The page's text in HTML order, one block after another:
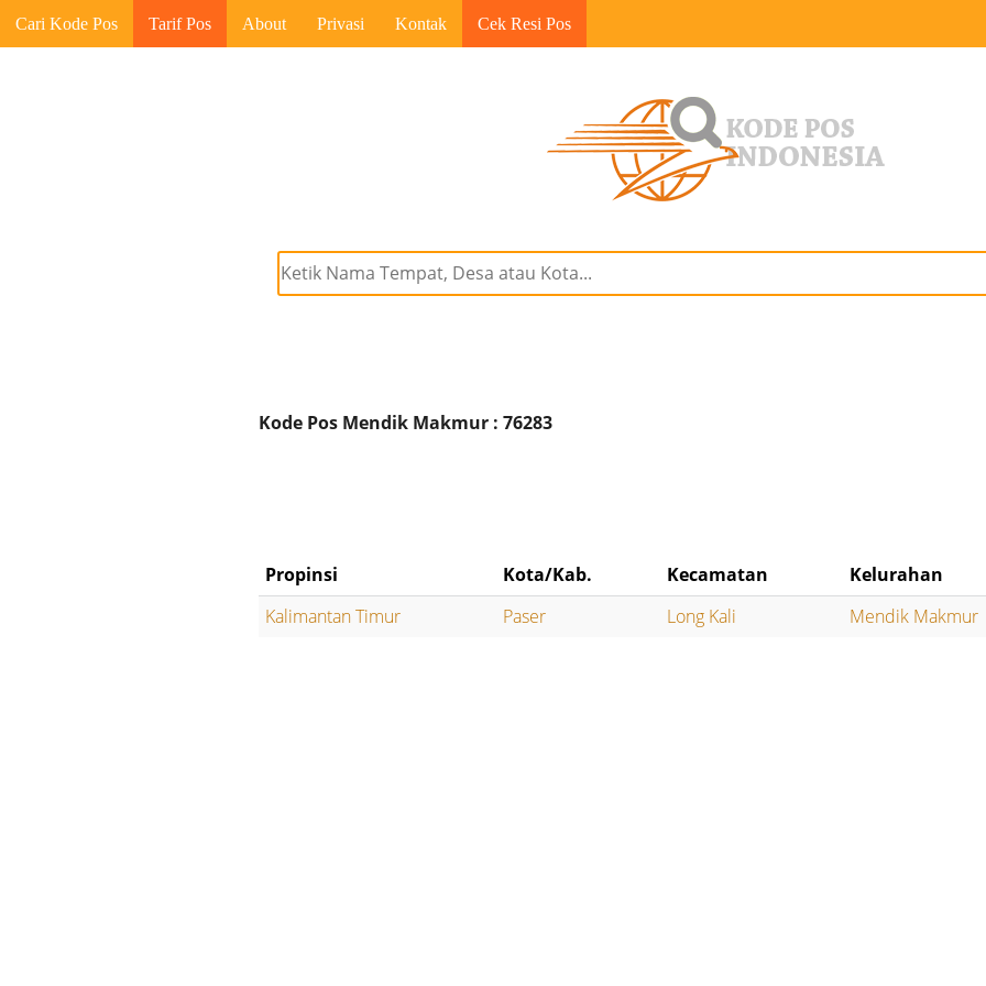
Cari Kode Pos Tarif Pos About Privasi Kontak Cek Resi Pos
Kode Pos Mendik Makmur : 76283
Propinsi Kota/Kab. Kecamatan
Kelurahan
Kalimantan Timur
Paser Long Kali Mendik Makmur